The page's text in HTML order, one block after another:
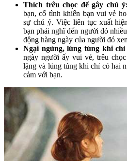
Thích trêu chọc để gây chú ý:
bạn, cố tình khiến bạn vui vẻ
sự chú ý. Việc liên tục xuất
bạn phải nghĩ đến người đó
động hàng ngày của người đó
Ngại ngùng, lúng túng khi
ngày người ấy vui vẻ, trêu
lặng và lúng túng khi chỉ có hai
cảm với bạn.